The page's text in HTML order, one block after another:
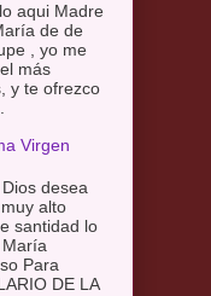
aqui Madre
de de
, yo me
más
y te ofrezco
Virgen
desea
alto
santidad lo
Para
DE LA